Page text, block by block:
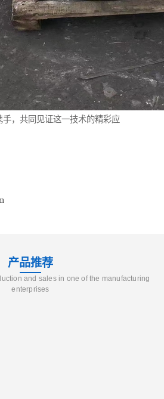
手，共同见证这一技术的精彩应
产品推荐
and sales in one of the manufacturing
enterprises